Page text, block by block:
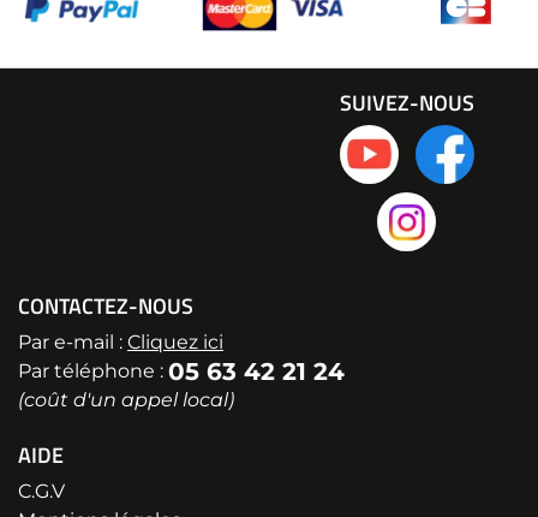
CONTACTEZ-NOUS
Par e-mail : Cliquez ici
Par téléphone : 05 63 42 21 24
(coût d'un appel local)
AIDE
C.G.V
SUIVEZ-NOUS